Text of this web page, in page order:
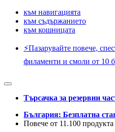
към навигацията
към съдържанието
към кошницата
⚡️Пазарувайте повече,
филаменти и смоли от 10
Търсачка за резервни
България: Безплатна
Повече от 11.100 продукта